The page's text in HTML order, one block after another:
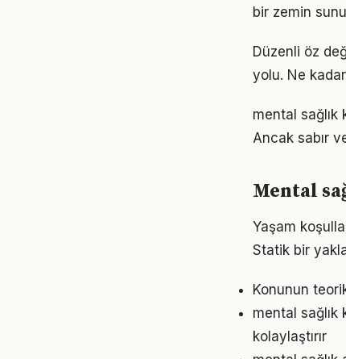
bir zemin
Düzenli öz
yolu. Ne
mental
Ancak sabır
Mental
Yaşam
Statik bir
Konunun
mental sağlık
kolaylaştırır